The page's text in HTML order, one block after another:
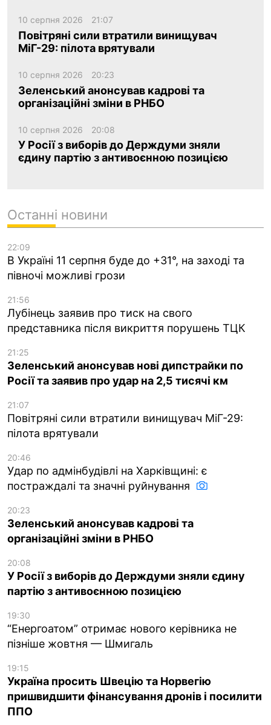
10 серпня 2026 21:07
Повітряні сили втратили винищувач
МіГ-29: пілота врятували
10 серпня 2026 20:23
Зеленський анонсував кадрові та
організаційні зміни в РНБО
10 серпня 2026 20:08
У Росії з виборів до Держдуми зняли
єдину партію з антивоєнною позицією
Останні новини
22:09
В Україні 11 серпня буде до +31°, на заході та
півночі можливі грози
21:56
Лубінець заявив про тиск на свого
представника після викриття порушень ТЦК
21:25
Зеленський анонсував нові дипстрайки по
Росії та заявив про удар на 2,5 тисячі км
21:07
Повітряні сили втратили винищувач МіГ-29:
пілота врятували
20:46
Удар по адмінбудівлі на Харківщині: є
постраждалі та значні руйнування
20:23
Зеленський анонсував кадрові та
організаційні зміни в РНБО
20:08
У Росії з виборів до Держдуми зняли єдину
партію з антивоєнною позицією
19:30
“Енергоатом” отримає нового керівника не
пізніше жовтня — Шмигаль
19:15
Україна просить Швецію та Норвегію
пришвидшити фінансування дронів і посилити
ППО